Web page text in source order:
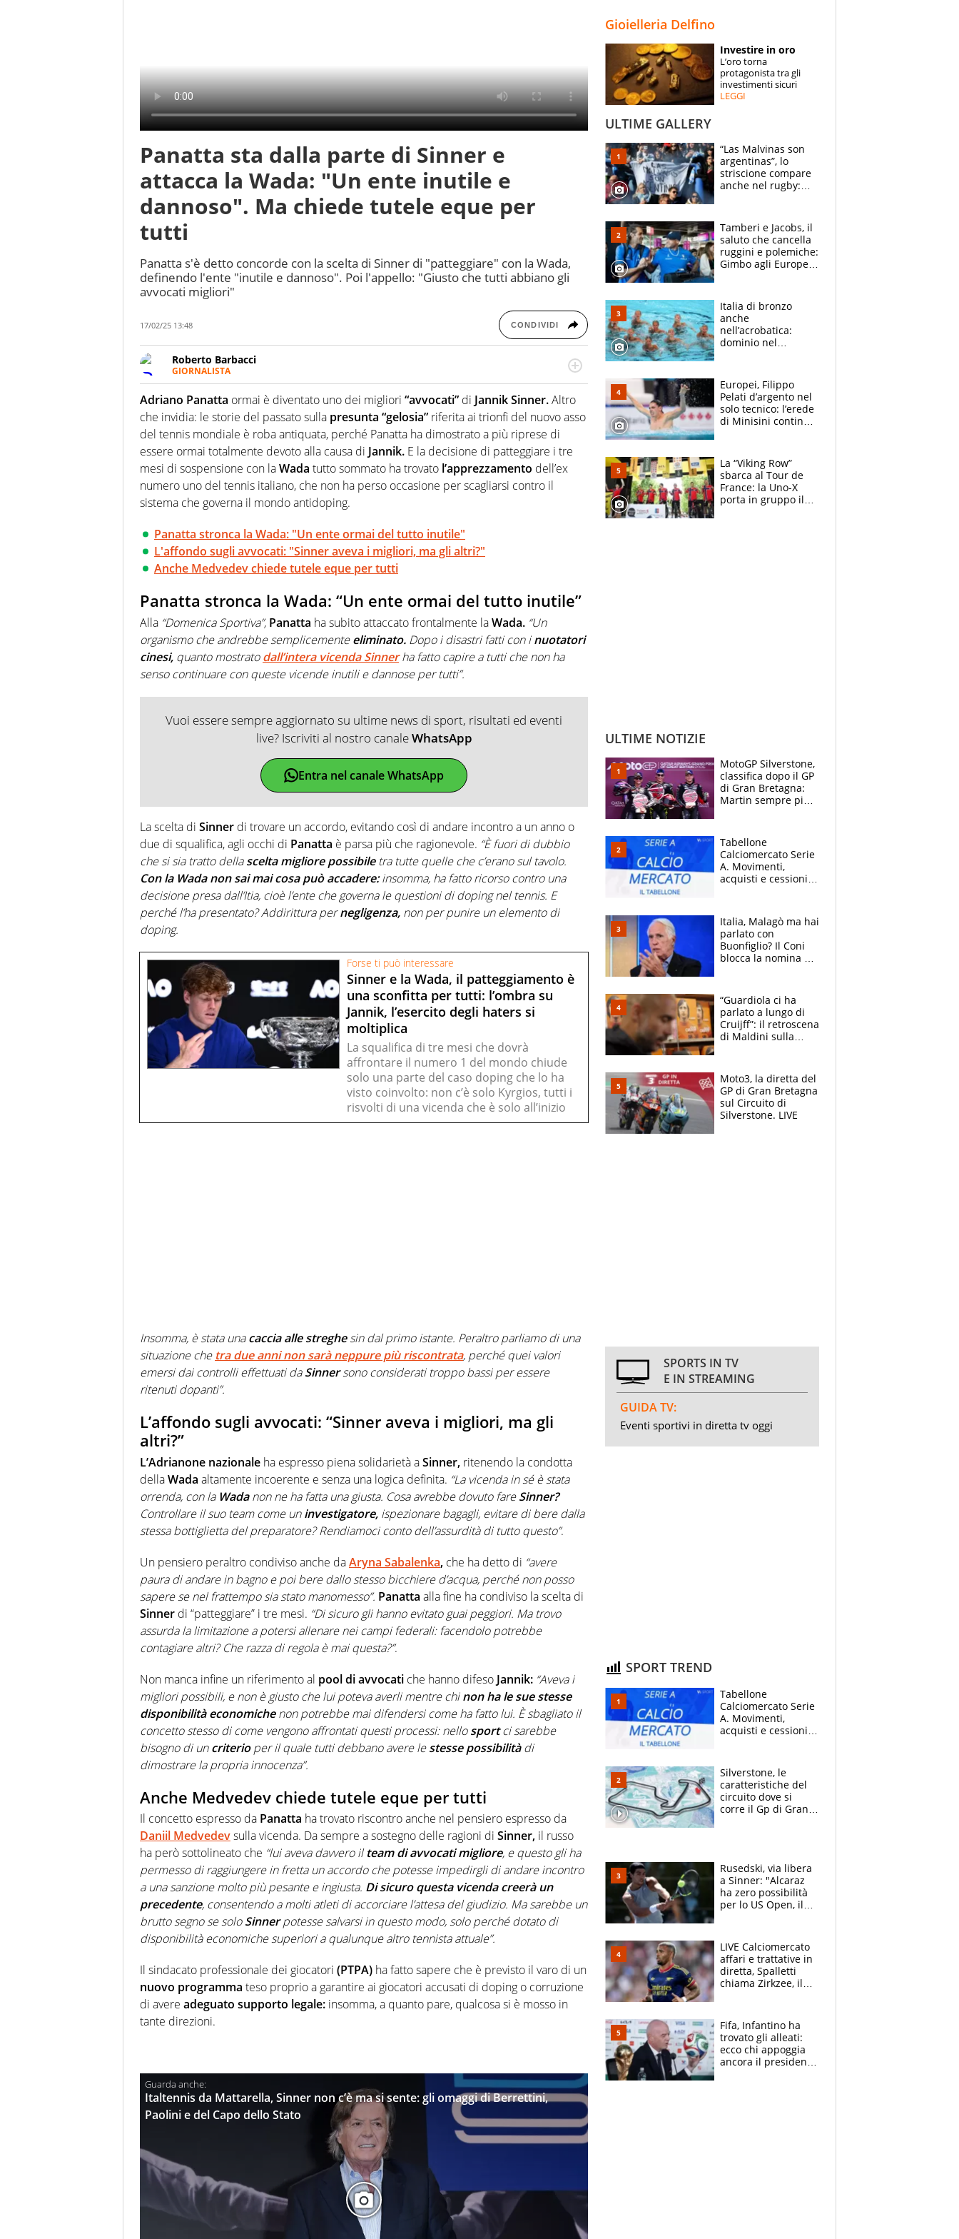
ESPERTI
CONTATTI
Panatta sta dalla parte di Sinner e
attacca la Wada: "Un ente inutile e
dannoso". Ma chiede tutele eque per
tutti
Panatta s'è detto concorde con la scelta di Sinner di "patteggiare" con la Wada,
definendo l'ente "inutile e dannoso". Poi l'appello: "Giusto che tutti abbiano gli
avvocati migliori"
17/02/25 13:48 CONDIVIDI
Roberto Barbacci
GIORNALISTA
Giornalista (pubblicista) sportivo a tutto campo, è il tuttologo di Virgilio Sport. Provate a
chiedergli di boxe, di scherma, di volley o di curling: ve ne farà innamorare
Adriano Panatta ormai è diventato uno dei migliori “avvocati” di Jannik Sinner.Altro
che invidia: le storie del passato sulla presunta “gelosia” riferita ai trionfi del nuovo asso
del tennis mondiale è roba antiquata, perché Panatta ha dimostrato a più riprese di
essere ormai totalmente devoto alla causa di Jannik. E la decisione di patteggiare i tre
mesi di sospensione con laWada tutto sommato ha trovato l’apprezzamento dell’ex
numero uno del tennis italiano, che non ha perso occasione per scagliarsi contro il
sistema che governa il mondo antidoping.
Panatta stronca la Wada: "Un ente ormai del tutto inutile"
L'affondo sugli avvocati: "Sinner aveva i migliori, ma gli altri?"
Anche Medvedev chiede tutele eque per tutti
Panatta stronca la Wada: “Un ente ormai del tutto inutile”
Alla “Domenica Sportiva”, Panatta ha subito attaccato frontalmente laWada. “Un
organismo che andrebbe semplicementeeliminato. Dopo i disastri fatti con inuotatori
cinesi, quanto mostratodall’intera vicenda Sinnerha fatto capire a tutti che non ha
senso continuare con queste vicende inutili e dannose per tutti”.
Vuoi essere sempre aggiornato su ultime news di sport, risultati ed eventi
live? Iscriviti al nostro canaleWhatsApp
Entra nel canale WhatsApp
La scelta di Sinner di trovare un accordo, evitando così di andare incontro a un anno o
due di squalifica, agli occhi di Panatta è parsa più che ragionevole. “È fuori di dubbio
che si sia tratto dellascelta migliore possibiletra tutte quelle che c’erano sul tavolo.
Con la Wada non sai mai cosa può accadere:insomma, ha fatto ricorso contro una
decisione presa dall’Itia, cioè l’ente che governa le questioni di doping nel tennis. E
perché l’ha presentato? Addirittura pernegligenza, non per punire un elemento di
doping.
Forse ti può interessare
Sinner e la Wada, il patteggiamento è
una sconfitta per tutti: l’ombra su
Jannik, l’esercito degli haters si
moltiplica
La squalifica di tre mesi che dovrà
affrontare il numero 1 del mondo chiude
solo una parte del caso doping che lo ha
visto coinvolto: non c’è solo Kyrgios, tutti i
risvolti di una vicenda che è solo all’inizio
Insomma, è stata unacaccia alle streghesin dal primo istante. Peraltro parliamo di una
situazione che tra due anni non sarà neppure più riscontrata, perché quei valori
emersi dai controlli effettuati daSinnersono considerati troppo bassi per essere
ritenuti dopanti”.
L’affondo sugli avvocati: “Sinner aveva i migliori, ma gli
altri?”
L’Adrianone nazionale ha espresso piena solidarietà aSinner, ritenendo la condotta
dellaWada altamente incoerente e senza una logica definita. “La vicenda in sé è stata
orrenda, con la Wadanon ne ha fatta una giusta. Cosa avrebbe dovuto fareSinner?
Controllare il suo team come uninvestigatore, ispezionare bagagli, evitare di bere dalla
stessa bottiglietta del preparatore? Rendiamoci conto dell’assurdità di tutto questo”.
Un pensiero peraltro condiviso anche daAryna Sabalenka, che ha detto di “avere
paura di andare in bagno e poi bere dallo stesso bicchiere d’acqua, perché non posso
sapere se nel frattempo sia stato manomesso”. Panatta alla fine ha condiviso la scelta di
Sinner di “patteggiare” i tre mesi. “Di sicuro gli hanno evitato guai peggiori. Ma trovo
assurda la limitazione a potersi allenare nei campi federali: facendolo potrebbe
contagiare altri? Che razza di regola è mai questa?”.
Non manca infine un riferimento al pool di avvocati che hanno difeso Jannik: “Aveva i
migliori possibili, e non è giusto che lui poteva averli mentre chinon ha le sue stesse
disponibilità economichenon potrebbe mai difendersi come ha fatto lui. È sbagliato il
concetto stesso di come vengono affrontati questi processi: nellosportci sarebbe
bisogno di uncriterioper il quale tutti debbano avere lestesse possibilitàdi
dimostrare la propria innocenza”.
Anche Medvedev chiede tutele eque per tutti
Il concetto espresso da Panatta ha trovato riscontro anche nel pensiero espresso da
Daniil Medvedevsulla vicenda. Da sempre a sostegno delle ragioni di Sinner, il russo
ha però sottolineato che “lui aveva davvero il team di avvocati migliore, e questo gli ha
permesso di raggiungere in fretta un accordo che potesse impedirgli di andare incontro
a una sanzione molto più pesante e ingiusta. Di sicuro questa vicenda creerà un
precedente, consentendo a molti atleti di accorciare l’attesa del giudizio. Ma sarebbe un
brutto segno se soloSinnerpotesse salvarsi in questo modo, solo perché dotato di
disponibilità economiche superiori a qualunque altro tennista attuale”.
Il sindacato professionale dei giocatori (PTPA) ha fatto sapere che è previsto il varo di un
nuovo programma teso proprio a garantire ai giocatori accusati di doping o corruzione
di avere adeguato supporto legale: insomma, a quanto pare, qualcosa si è mosso in
tante direzioni.
Italtennis da Mattarella, Sinner non c’è ma si sente: gli omaggi di Berrettini,
Paolini e del Capo dello Stato
Gioielleria Delfino
Investire in oro
L’oro torna
protagonista tra gli
investimenti sicuri
LEGGI
ULTIME GALLERY
“Las Malvinas son
argentinas”, lo
striscione compare
anche nel rugby:
un caso
Tamberi e Jacobs, il
saluto che cancella
ruggini e polemiche:
Gimbo agli Europei
Italia di bronzo
anche
nell’acrobatica:
dominio nel
e compagni
continuare
Europei, Filippo
Pelati d’argento nel
solo tecnico: l’erede
di Minisini continua
mirino
La “Viking Row”
sbarca al Tour de
France: la Uno-X
porta in gruppo il
ULTIME NOTIZIE
MotoGP Silverstone,
classifica dopo il GP
di Gran Bretagna:
Martin sempre più
Tabellone
Calciomercato Serie
A. Movimenti,
acquisti e cessioni:
Italia, Malagò ma hai
parlato con
Buonfiglio? Il Coni
blocca la nomina di
“Guardiola ci ha
parlato a lungo di
Cruijff”: il retroscena
di Maldini sulla
Moto3, la diretta del
GP di Gran Bretagna
sul Circuito di
Silverstone. LIVE
SPORTS IN TV
E IN STREAMING
GUIDA TV:
Eventi sportivi in diretta tv oggi
SPORT TREND
Tabellone
Calciomercato Serie
A. Movimenti,
acquisti e cessioni:
Silverstone, le
caratteristiche del
circuito dove si
corre il Gp di Gran
Rusedski, via libera
a Sinner: "Alcaraz
ha zero possibilità
per lo US Open, il
LIVE Calciomercato
affari e trattative in
diretta, Spalletti
chiama Zirkzee, il
Diaz
Fifa, Infantino ha
trovato gli alleati:
ecco chi appoggia
ancora il presidente